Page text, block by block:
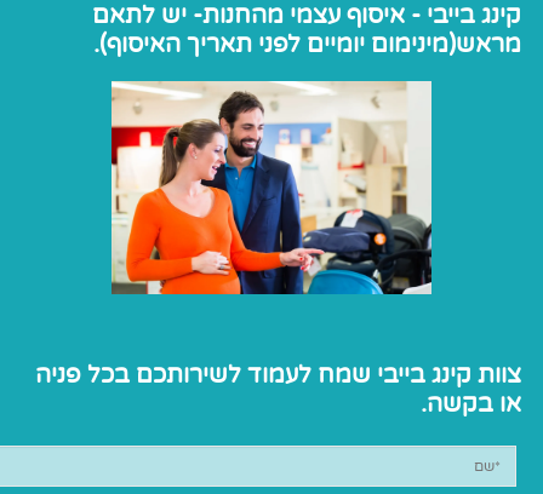
קינג בייבי - איסוף עצמי מהחנות- יש לתאם
מראש(מינימום יומיים לפני תאריך האיסוף).
צוות קינג בייבי שמח לעמוד לשירותכם בכל פניה
או בקשה.